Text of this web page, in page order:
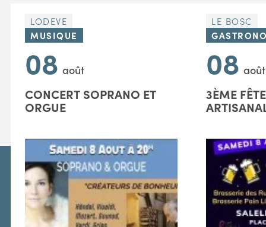
LODEVE
MUSIQUE
08 août
CONCERT SOPRANO ET
ORGUE
LE BOSC
08 août
3ÈME